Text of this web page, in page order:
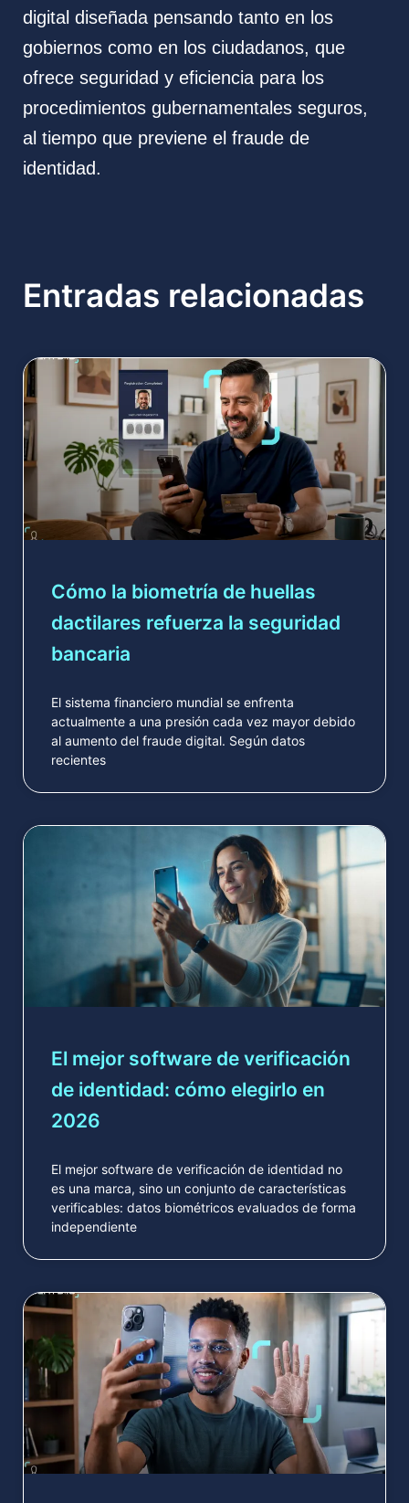
digital diseñada pensando tanto en los
gobiernos como en los ciudadanos, que
ofrece seguridad y eficiencia para los
procedimientos gubernamentales seguros,
al tiempo que previene el fraude de
identidad.
Entradas relacionadas
Cómo la biometría de huellas
dactilares refuerza la seguridad
bancaria
El sistema financiero mundial se enfrenta
actualmente a una presión cada vez mayor debido
al aumento del fraude digital. Según datos
recientes
El mejor software de verificación
de identidad: cómo elegirlo en
2026
El mejor software de verificación de identidad no
es una marca, sino un conjunto de características
verificables: datos biométricos evaluados de forma
independiente